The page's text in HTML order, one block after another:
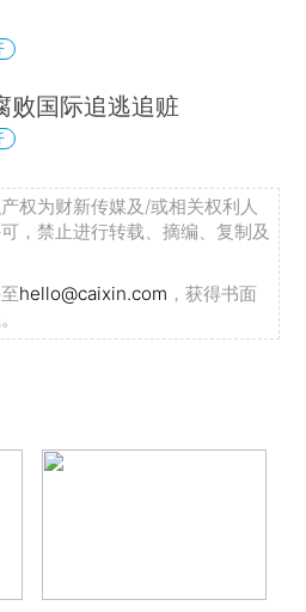
败国际追逃追赃
权为财新传媒及/或相关权利人
，禁止进行转载、摘编、复制及
hello@caixin.com ，获得书面